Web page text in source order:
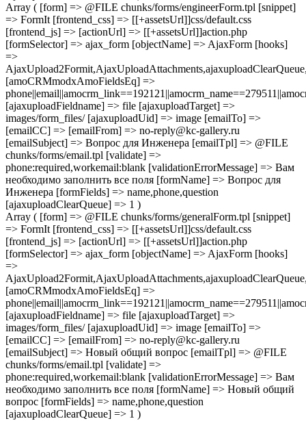
Array ( [form] => @FILE chunks/forms/engineerForm.tpl [snippet]
=> FormIt [frontend_css] => [[+assetsUrl]]css/default.css
[frontend_js] => [actionUrl] => [[+assetsUrl]]action.php
[formSelector] => ajax_form [objectName] => AjaxForm [hooks]
=>
[amoCRMmodxAmoFieldsEq] =>
[ajaxuploadFieldname] => file [ajaxuploadTarget] =>
images/form_files/ [ajaxuploadUid] => image [emailTo] =>
[emailCC] => [emailFrom] => no-reply@kc-gallery.ru
[emailSubject] => Вопрос для Инженера [emailTpl] => @FILE
chunks/forms/email.tpl [validate] =>
phone:required,workemail:blank [validationErrorMessage] => Вам
необходимо заполнить все поля [formName] => Вопрос для
Инженера [formFields] => name,phone,question
[ajaxuploadClearQueue] => 1 )
Array ( [form] => @FILE chunks/forms/generalForm.tpl [snippet]
=> FormIt [frontend_css] => [[+assetsUrl]]css/default.css
[frontend_js] => [actionUrl] => [[+assetsUrl]]action.php
[formSelector] => ajax_form [objectName] => AjaxForm [hooks]
=>
[amoCRMmodxAmoFieldsEq] =>
[ajaxuploadFieldname] => file [ajaxuploadTarget] =>
images/form_files/ [ajaxuploadUid] => image [emailTo] =>
[emailCC] => [emailFrom] => no-reply@kc-gallery.ru
[emailSubject] => Новый общий вопрос [emailTpl] => @FILE
chunks/forms/email.tpl [validate] =>
phone:required,workemail:blank [validationErrorMessage] => Вам
необходимо заполнить все поля [formName] => Новый общий
вопрос [formFields] => name,phone,question
[ajaxuploadClearQueue] => 1 )